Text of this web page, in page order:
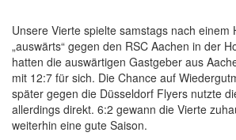
Unsere Vierte spielte samstags nach einem
„auswärts“ gegen den RSC Aachen in der
hatten die auswärtigen Gastgeber aus
mit 12:7 für sich. Die Chance auf
später gegen die Düsseldorf Flyers nutzte
allerdings direkt. 6:2 gewann die Vierte
weiterhin eine gute Saison.